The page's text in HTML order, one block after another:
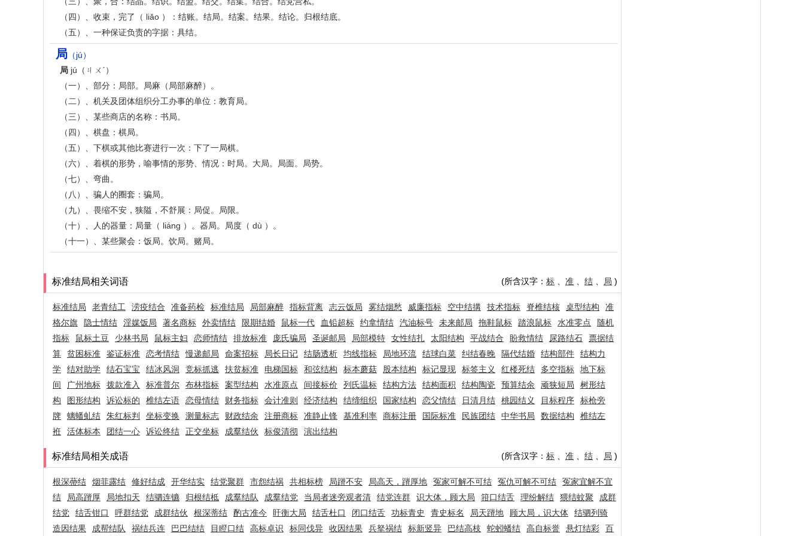
（四）、收束，完了（ liǎo ）：结账。结局。结案。结果。结论。归根结底。
（五）、一种保证负责的字据：具结。
局 （jú）
局 jú（ㄐㄨˊ）
（一）、部分：局部。局麻（局部麻醉）。
（二）、机关及团体组织分工办事的单位：教育局。
（三）、某些商店的名称：书局。
（四）、棋盘：棋局。
（五）、下棋或其他比赛进行一次：下了一局棋。
（六）、着棋的形势，喻事情的形势、情况：时局。大局。局面。局势。
（七）、弯曲。
（八）、骗人的圈套：骗局。
（九）、畏缩不安，狭隘，不舒展：局促。局限。
（十）、人的器量：局量（ liáng ）。器局。局度（ dù ）。
（十一）、某些聚会：饭局。饮局。赌局。
标准结局相关词语 (所含汉字： 标 准 结 局 )
标准结局 老青结工 涝疫结合 准备药检 标准结局 局部麻醉 指标背离 志云饭局 雾结烟愁 威廉指标 空中结搆 技术指标 脊椎结核 桌型结构
准
格尔旗
隐士情结 淫媒饭局 著名商标 外卖情结 限期结婚 鼠标一代 血铅超标 约拿情结 汽油标号 未来邮局 拖鞋鼠标 踏浪鼠标 水准零点
随机
指标
鼠标土豆 少林书局 鼠标主妇 恋师情结 排放标准 庞氏骗局 圣诞邮局 局部模特 女性结扎 太阳结构 平战结合 盼救情结 尿路结石
票据结
算
贫困标准 鉴证标准 恋考情结 慢递邮局 命案招标 局长日记 结肠透析 均线指标 局地环流 结球白菜 纠结春晚 隔代结婚 结构部件
结构力
学
结对助学 结石宝宝 结冰风洞 竞标抓逃 扶贫标准 电梯国标 和弦结构 标本蘑菇 股本结构 标记显现 标签主义 红楼死结 多空指标
地下标
间
广州地标 拨款准入 标准普尔 布林指标 案型结构 水准原点 间接标价 列氏温标 结构方法 结构面积 结构陶瓷 预算结余 顽狭短局
树形结
构
图形结构 诉讼标的 椎结左语 恋母情结 财务指标 会计准则 经济结构 结缔组织 国家结构 恋父情结 日清月结 桃园结义 目标程序
标枪旁
牌
螭蟠虬结 朱红标判 坐标变换 测量标志 财政结余 注册商标 准静止锋 基准利率 商标注册 国际标准 民族团结 中华书局 数据结构
椎结左
袵
活体标本 团结一心 诉讼终结 正交坐标 成羣结伙 标俊清彻 演出结构
标准结局相关成语 (所含汉字： 标 准 结 局 )
根深蔕结 烟菲露结 修好结成 开华结实 结党聚群 市怨结祸 共相标榜 局蹐不安 局高天，蹐厚地 冤家可解不可结 冤仇可解不可结
冤家宜解不宜
结
局高蹐厚 局地扣天 结驷连镳 归根结柢 成羣结队 成羣结党 当局者迷旁观者清 结党连群 识大体，顾大局 箝口结舌 理纷解结 猥结蚊聚
成群
结党
结舌钳口 呼群结党 成群结伙 根深蒂结 酌古准今 盱衡大局 结舌杜口 闭口结舌 功标青史 青史标名 局天蹐地 顾大局，识大体
结驷列骑
造因结果
成帮结队 祸结兵连 巴巴结结 目瞪口结 高标卓识 标同伐异 收因结果 兵拏祸结 标新竖异 巴结高枝 蛇蚓蟠结 高自标誉 悬灯结彩 百